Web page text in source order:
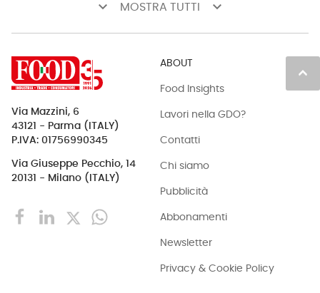
keyboard_arrow_down MOSTRA TUTTI keyboard_arrow_down
keyboard_arrow_up
Via Mazzini, 6
43121 - Parma (ITALY)
P.IVA: 01756990345
Via Giuseppe Pecchio, 14
20131 - Milano (ITALY)
ABOUT
Food Insights
Lavori nella GDO?
Contatti
Chi siamo
Pubblicità
Abbonamenti
Newsletter
Privacy & Cookie Policy